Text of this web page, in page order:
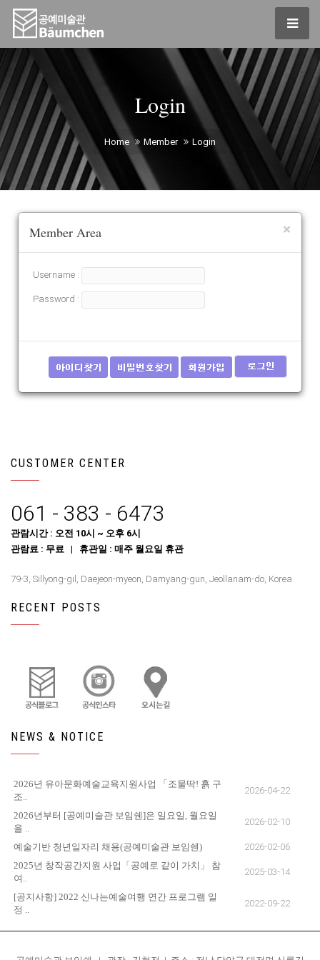
Login
Home Member Login
×
Member Area
Username :
Password :
CUSTOMER CENTER
061 - 383 - 6473
관람시간 : 오전 10시 ~ 오후 6시
관람료 : 무료 | 휴관일 : 매주 월요일 휴관
79-3, Sillyong-gil, Daejeon-myeon, Damyang-gun, Jeollanam-do, Korea
RECENT POSTS
NEWS & NOTICE
2026년 유아문화예술교육지원사업 「조물딱! 흙 구
조..
2026-04-22
2026년부터 [공예미술관 보임쉔]은 일요일, 월요일
을 ..
2026-02-10
예술기반 청년일자리 채용(공예미술관 보임쉔)
2026-02-06
2025년 창작공간지원 사업「공예로 같이 가치」 참
여..
2025-03-14
[공지사항] 2022 신나는예술여행 연간 프로그램 일
정 ..
2022-09-22